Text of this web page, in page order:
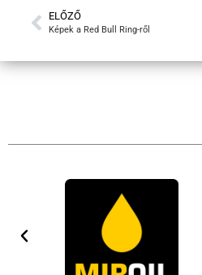
ELŐZŐ
Képek a Red Bull Ring-ről